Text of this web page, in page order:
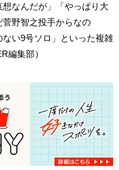
なんだが」「やっぱり大
野智之投手からなの
い9号ソロ」といった複雑
編集部）